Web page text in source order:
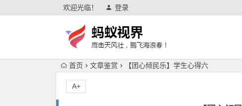
欢迎光临！ 登录
首页 文章鉴赏 【团心倾民乐】学生心得六
A+